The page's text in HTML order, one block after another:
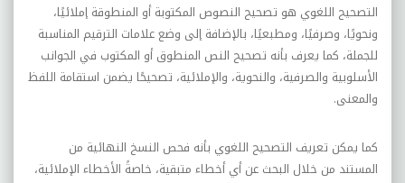
التصحيح اللغوي هو تصحيح النصوص المكتوبة أو المنطوقة إملائيًا،
ونحويًا، وصرفيًا، ومطبعيًا، بالإضافة إلى وضع علامات الترقيم المناسبة
للجملة، كما يعرف بأنه تصحيح النص المنطوق أو المكتوب في الجوانب
الأسلوبية والصرفية، والنحوية، والإملائية، تصحيحًا يضمن استقامة اللفظ
والمعنى.
كما يمكن تعريف التصحيح اللغوي بأنه فحص النسخ النهائية من
المستند من خلال البحث عن أي أخطاء متبقية، خاصةً الأخطاء الإملائية،